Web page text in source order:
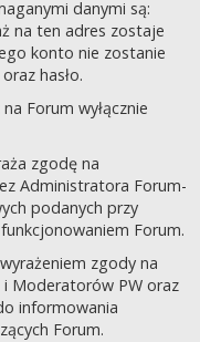
danymi są:
na ten adres zostaje
konto nie zostanie
hasło.
Forum wyłącznie
zgodę na
Administratora Forum-
podanych przy
Forum.
zgody na
Moderatorów PW oraz
informowania
Forum.